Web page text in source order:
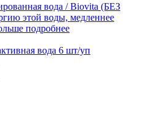
вода / Biovita (БЕЗ
этой воды, медленнее
подробнее
вода 6 шт/уп